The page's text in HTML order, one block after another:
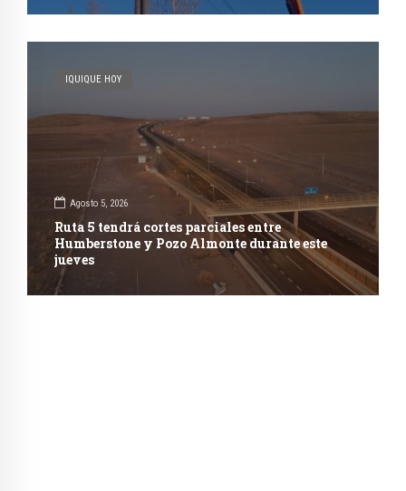
IQUIQUE HOY
Agosto 5, 2026
Ruta 5 tendrá cortes parciales entre
Humberstone y Pozo Almonte durante este
jueves